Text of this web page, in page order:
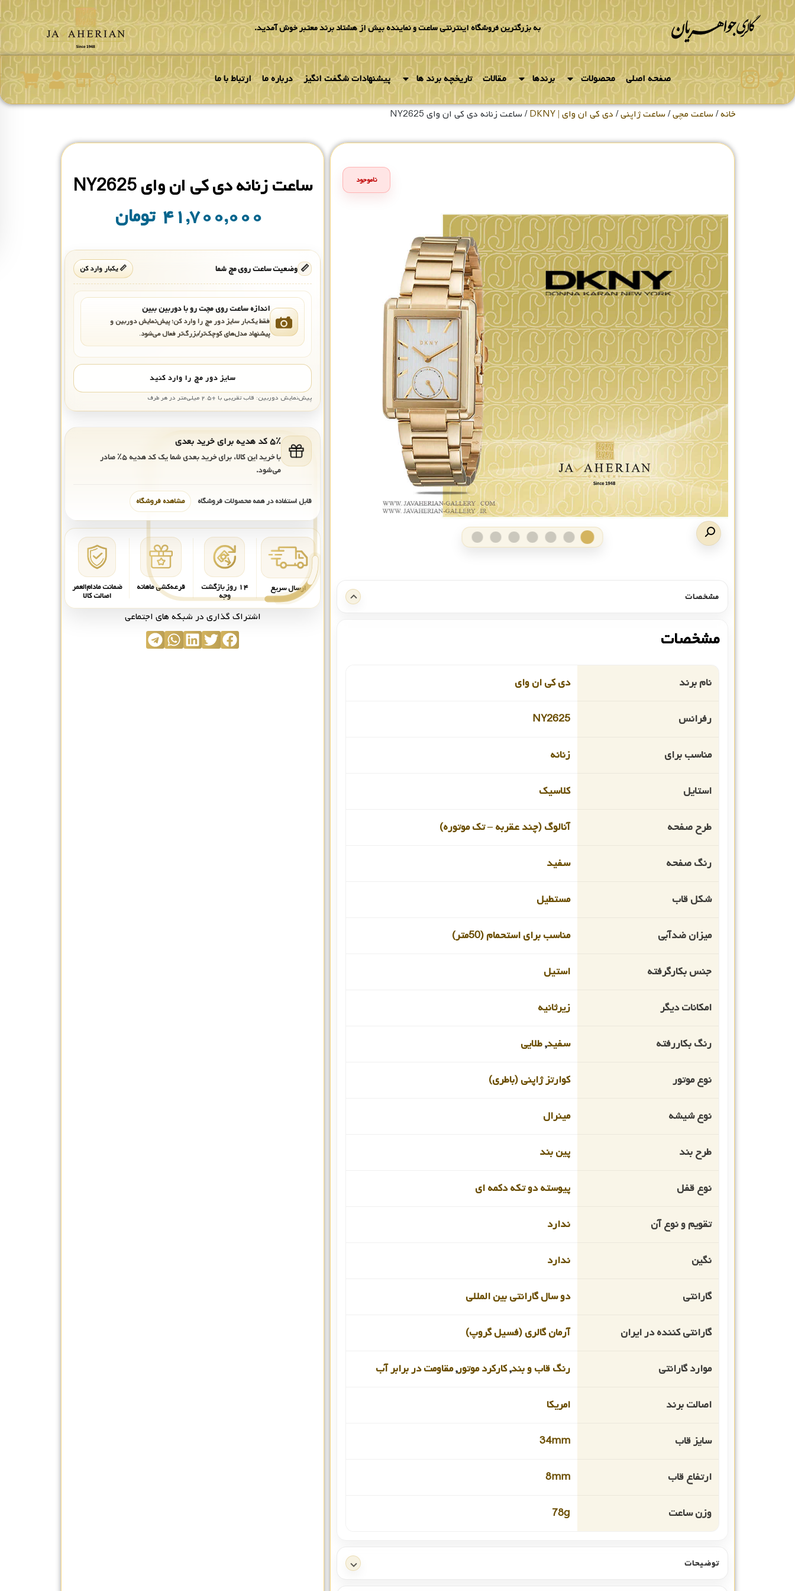
به بزرگترین فروشگاه اینترنتی ساعت و نماینده بیش از هشتاد برند معتبر خوش آمدید.
صفحه اصلی محصولات برندها مقالات تاریخچه برند ها پیشنهادات شگفت انگیز درباره ما ارتباط با ما
خانه/ساعت مچی/ساعت ژاپنی/ دی کی ان وای | DKNY / ساعت زنانه دی کی ان وای NY2625
ناموجود
مشخصات
مشخصات
نام برند دی کی ان وای
رفرانس NY2625
مناسب برای زنانه
استایل کلاسیک
طرح صفحه آنالوگ (چند عقربه – تک موتوره)
رنگ صفحه سفید
شکل قاب مستطیل
میزان ضدآبی مناسب برای استحمام (50متر)
جنس بکارگرفته استیل
امکانات دیگر زیرثانیه
رنگ بکاررفته سفید,طلایی
نوع موتور کوارتز ژاپنی (باطری)
نوع شیشه مینرال
طرح بند پین بند
نوع قفل پیوسته دو تکه دکمه ای
تقویم و نوع آن ندارد
نگین ندارد
گارانتی دو سال گارانتی بین المللی
گارانتی کننده در ایران آرمان گالری (فسیل گروپ)
موارد گارانتی رنگ قاب و بند,کارکرد موتور,مقاومت در برابر آب
اصالت برند امریکا
سایز قاب 34mm
ارتفاع قاب 8mm
وزن ساعت 78g
توضیحات
ساعت زنانه دی کی ان وای NY2625
۴۱,۷۰۰,۰۰۰ تومان
📏 وضعیت ساعت روی مچ شما 📏 یکبار وارد کن
اندازه ساعت روی مچت رو با دوربین ببین
فقط یک‌بار سایز دور مچ را وارد کن؛ پیش‌نمایش دوربین و
پیشنهاد مدل‌های کوچک‌تر/بزرگ‌تر فعال می‌شود.
سایز دور مچ را وارد کنید
پیش‌نمایش دوربین: قاب تقریبی با +۲.۵ میلی‌متر در هر طرف
۵٪ کد هدیه برای خرید بعدی
با خرید این کالا، برای خرید بعدی شما یک کد هدیه۵٪ صادر
می‌شود.
قابل استفاده در همه محصولات فروشگاه مشاهده فروشگاه
ارسال سریع ۱۴ روز بازگشت
وجه
قرعه‌کشی ماهانه ضمانت مادام‌العمر
اصالت کالا
اشتراک گذاری در شبکه های اجتماعی